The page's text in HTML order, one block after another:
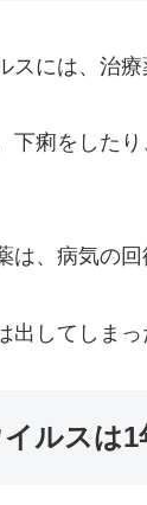
には、治療
痢をしたり
、病気の回
してしまっ
イルスは